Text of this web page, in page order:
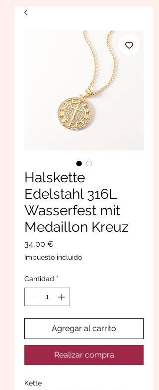
Halskette
Edelstahl 316L
Wasserfest mit
Medaillon Kreuz
34,00 €
Impuesto incluido
Cantidad *
Agregar al carrito
Realizar compra
Kette